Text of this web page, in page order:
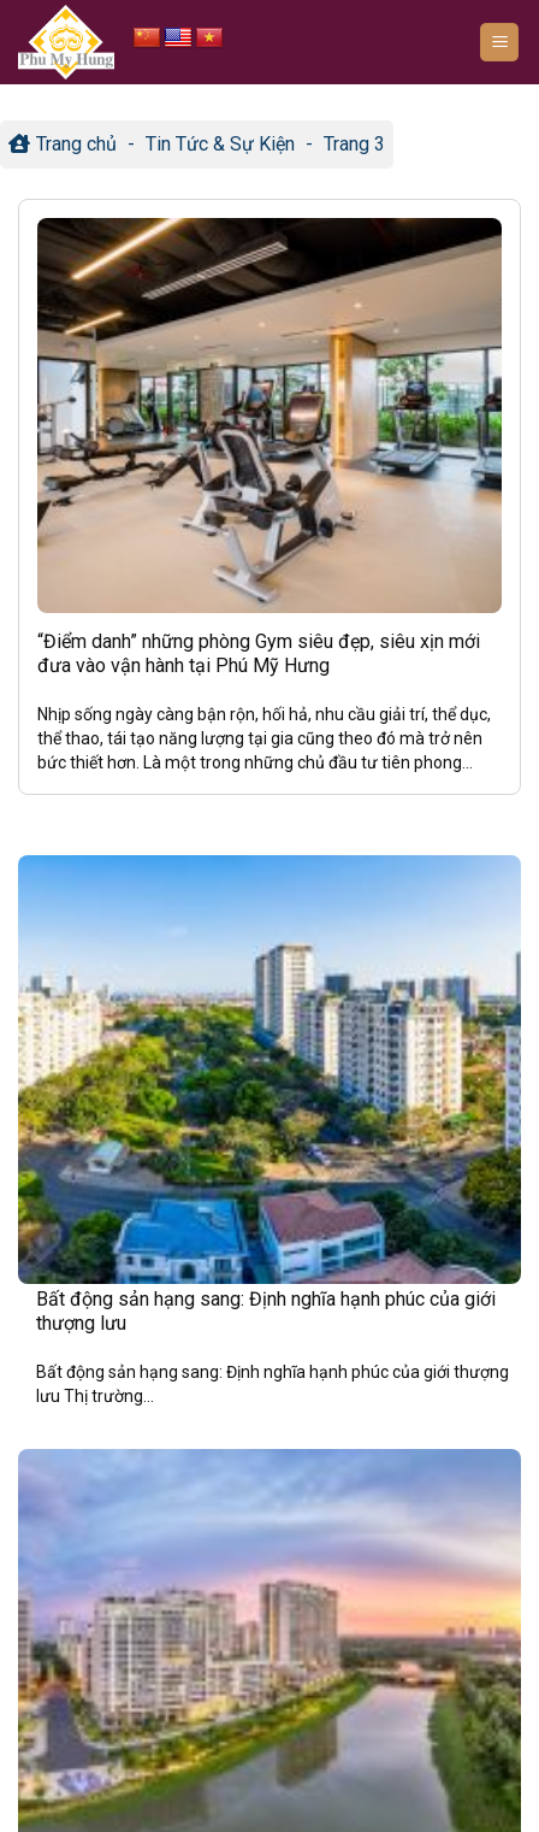
nội
Trang chủ - Tin Tức & Sự Kiện - Trang 3
“Điểm danh” những phòng Gym siêu đẹp, siêu xịn mới
đưa vào vận hành tại Phú Mỹ Hưng
Nhịp sống ngày càng bận rộn, hối hả, nhu cầu giải trí, thể dục,
thể thao, tái tạo năng lượng tại gia cũng theo đó mà trở nên
bức thiết hơn. Là một trong những chủ đầu tư tiên phong...
Bất động sản hạng sang: Định nghĩa hạnh phúc của giới
thượng lưu
Bất động sản hạng sang: Định nghĩa hạnh phúc của giới thượng
lưu Thị trường...